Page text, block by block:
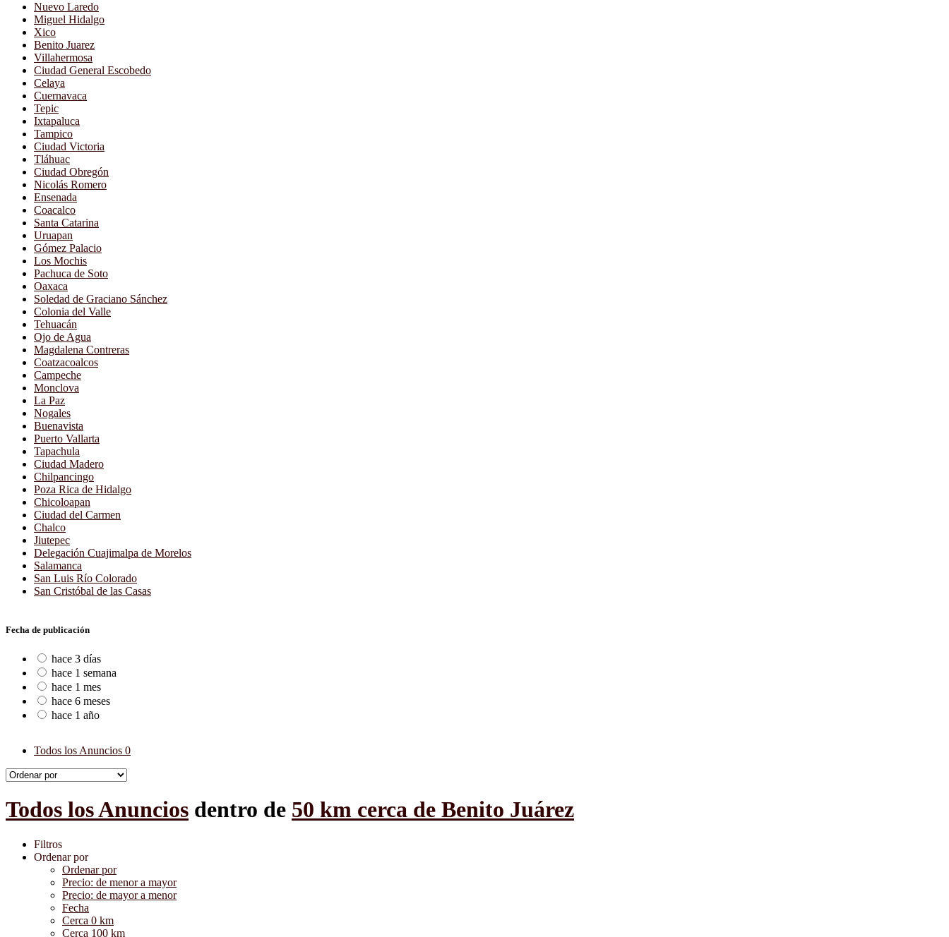
Nuevo Laredo
Miguel Hidalgo
Xico
Benito Juarez
Villahermosa
Ciudad General Escobedo
Celaya
Cuernavaca
Tepic
Ixtapaluca
Tampico
Ciudad Victoria
Tláhuac
Ciudad Obregón
Nicolás Romero
Ensenada
Coacalco
Santa Catarina
Uruapan
Gómez Palacio
Los Mochis
Pachuca de Soto
Oaxaca
Soledad de Graciano Sánchez
Colonia del Valle
Tehuacán
Ojo de Agua
Magdalena Contreras
Coatzacoalcos
Campeche
Monclova
La Paz
Nogales
Buenavista
Puerto Vallarta
Tapachula
Ciudad Madero
Chilpancingo
Poza Rica de Hidalgo
Chicoloapan
Ciudad del Carmen
Chalco
Jiutepec
Delegación Cuajimalpa de Morelos
Salamanca
San Luis Río Colorado
San Cristóbal de las Casas
Fecha de publicación
hace 3 días
hace 1 semana
hace 1 mes
hace 6 meses
hace 1 año
Todos los Anuncios 0
Todos los Anuncios dentro de 50 km cerca de Benito Juárez
Filtros
Ordenar por
Ordenar por
Precio: de menor a mayor
Precio: de mayor a menor
Fecha
Cerca 0 km
Cerca 100 km